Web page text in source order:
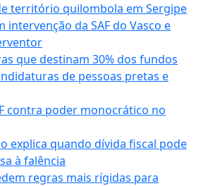
território quilombola em Sergipe
intervenção da SAF do Vasco e
que destinam 30% dos fundos
de pessoas pretas e
contra poder monocrático no
explica quando dívida fiscal pode
à falência
regras mais rígidas para